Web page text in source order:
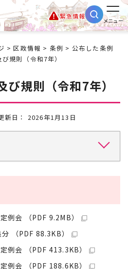
緊急情報
メニュー
>区政情報 > 条例 > 公布した条例
規則（令和7年）
び規則（令和7年）
日： 2026年1月13日
例会 （PDF 9.2MB）
（PDF 88.3KB）
例会 （PDF 413.3KB）
例会 （PDF 188.6KB）